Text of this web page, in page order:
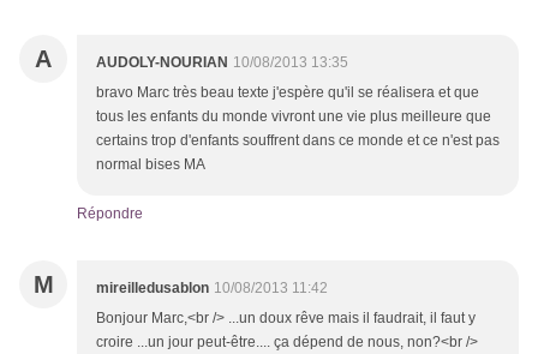
A AUDOLY-NOURIAN 10/08/2013 13:35
bravo Marc très beau texte j'espère qu'il se réalisera et que
tous les enfants du monde vivront une vie plus meilleure que
certains trop d'enfants souffrent dans ce monde et ce n'est pas
normal bises MA
Répondre
M mireilledusablon 10/08/2013 11:42
Bonjour Marc,<br /> ...un doux rêve mais il faudrait, il faut y
croire ...un jour peut-être.... ça dépend de nous, non?<br />